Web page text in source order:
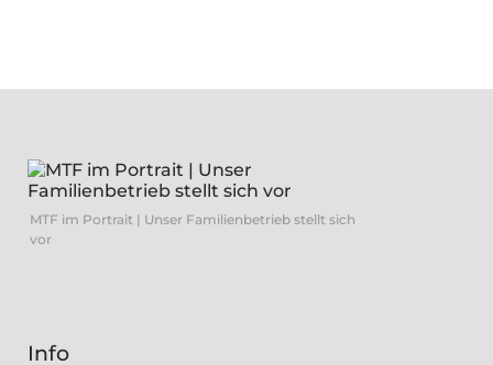
MTF im Portrait | Unser Familienbetrieb stellt sich
vor
Info